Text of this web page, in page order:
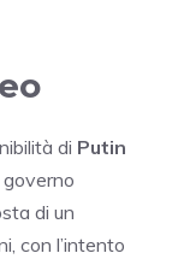
di Putin
di un
con l’intento